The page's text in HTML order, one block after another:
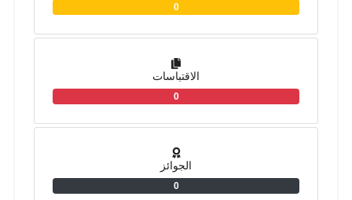
0
الاقتباسات
0
الجوائز
0